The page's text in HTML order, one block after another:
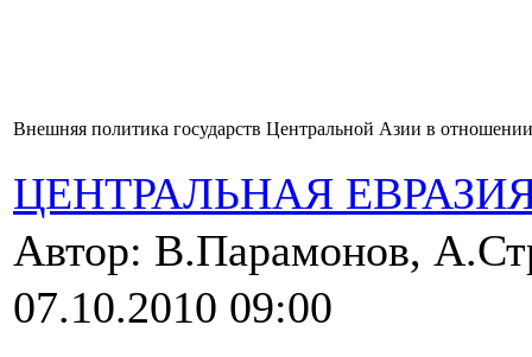
Внешняя политика государств Центральной Азии в
ЦЕНТРАЛЬНАЯ
Автор: В.Парамонов,
07.10.2010 09:00